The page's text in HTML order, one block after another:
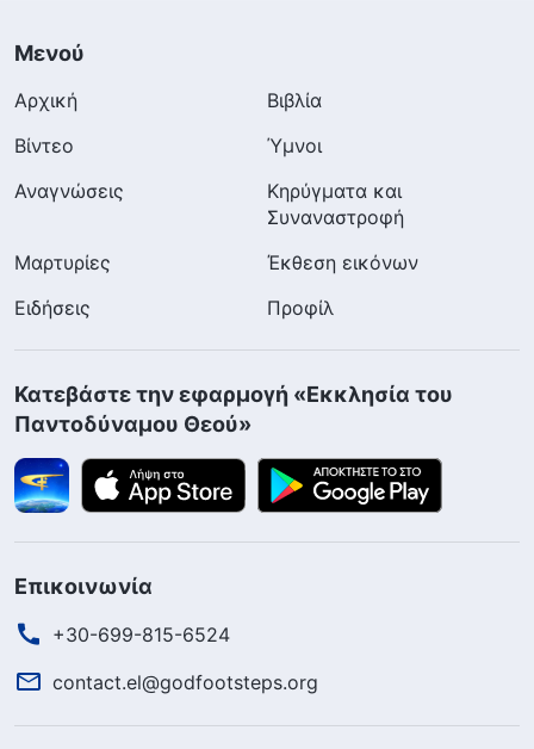
Μενού
Αρχική
Βιβλία
Βίντεο
Ύμνοι
Αναγνώσεις
Κηρύγματα και
Συναναστροφή
Μαρτυρίες
Έκθεση εικόνων
Ειδήσεις
Προφίλ
Κατεβάστε την εφαρμογή «Εκκλησία του
Παντοδύναμου Θεού»
Επικοινωνία
+30-699-815-6524
contact.el@godfootsteps.org